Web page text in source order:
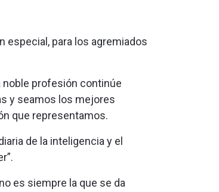
especial, para los agremiados
noble profesión continúe
y seamos los mejores
que representamos.
de la inteligencia y el
es siempre la que se da